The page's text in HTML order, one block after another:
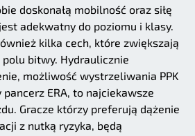
doskonałą mobilność oraz siłę
adekwatny do poziomu i klasy.
kilka cech, które zwiększają
bitwy. Hydraulicznie
możliwość wystrzeliwania PPK
ERA, to najciekawsze
Gracze którzy preferują dążenie
z nutką ryzyka, będą